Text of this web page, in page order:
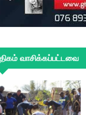
வாசிக்கப்பட்டவை